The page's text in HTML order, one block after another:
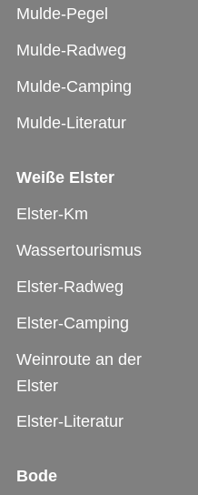
Mulde-Pegel
Mulde-Radweg
Mulde-Camping
Mulde-Literatur
Weiße Elster
Elster-Km
Wassertourismus
Elster-Radweg
Elster-Camping
Weinroute an der
Elster
Elster-Literatur
Bode